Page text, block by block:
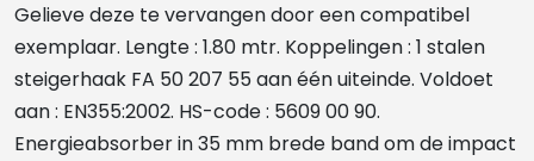
Gelieve deze te vervangen door een compatibel
exemplaar. Lengte : 1.80 mtr. Koppelingen : 1 stalen
steigerhaak FA 50 207 55 aan één uiteinde. Voldoet
aan : EN355:2002. HS-code : 5609 00 90.
Energieabsorber in 35 mm brede band om de impact